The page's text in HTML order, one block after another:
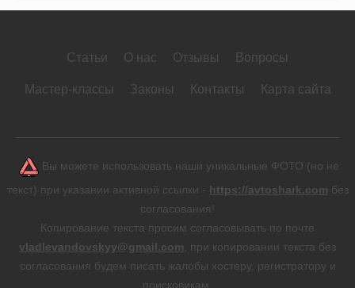
Статьи О нас Отзывы Вопросы
Мастер-классы Законы Контакты Карта сайта
Вы можете использовать наши уникальные ФОТО (но не
текст) при указании активной ссылки - https://avtoshark.com без
согласования!
Копирование текста просим согласовывать по почте
vladlevandovskyy@gmail.com , при копировании текста без
согласования будем писать жалобы хостеру, регистратору и
поисковикам.